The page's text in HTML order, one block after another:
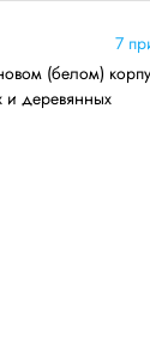
7
(белом)
и деревянных